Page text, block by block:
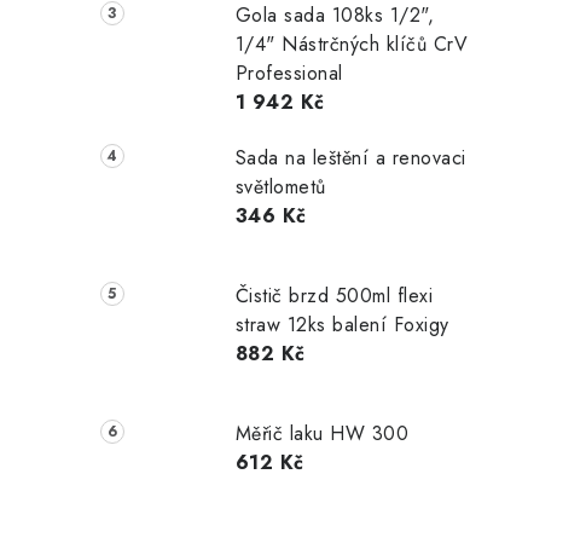
Gola sada 108ks 1/2",
1/4" Nástrčných klíčů CrV
Professional
1 942 Kč
Sada na leštění a renovaci
světlometů
346 Kč
Čistič brzd 500ml flexi
straw 12ks balení Foxigy
882 Kč
Měřič laku HW 300
612 Kč